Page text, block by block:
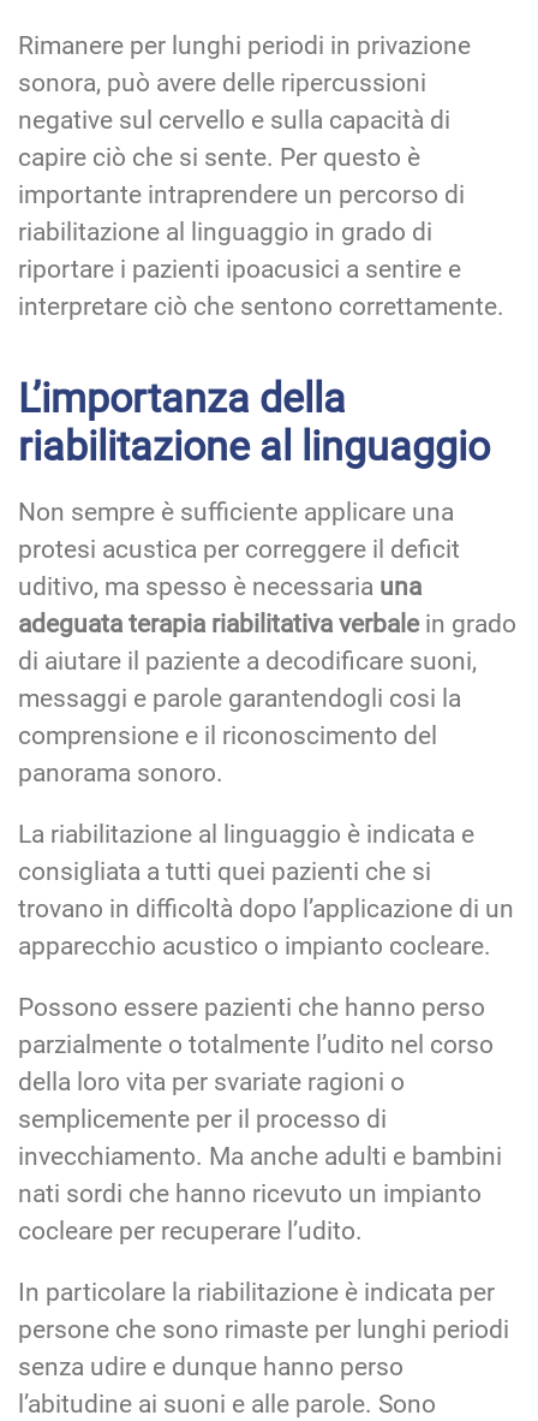
Rimanere per lunghi periodi in privazione
sonora, può avere delle ripercussioni
negative sul cervello e sulla capacità di
capire ciò che si sente. Per questo è
importante intraprendere un percorso di
riabilitazione al linguaggio in grado di
riportare i pazienti ipoacusici a sentire e
interpretare ciò che sentono correttamente.
L’importanza della
riabilitazione al linguaggio
Non sempre è sufficiente applicare una
protesi acustica per correggere il deficit
uditivo, ma spesso è necessaria una
adeguata terapia riabilitativa verbalein grado
di aiutare il paziente a decodificare suoni,
messaggi e parole garantendogli cosi la
comprensione e il riconoscimento del
panorama sonoro.
La riabilitazione al linguaggio è indicata e
consigliata a tutti quei pazienti che si
trovano in difficoltà dopo l’applicazione di un
apparecchio acustico o impianto cocleare.
Possono essere pazienti che hanno perso
parzialmente o totalmente l’udito nel corso
della loro vita per svariate ragioni o
semplicemente per il processo di
invecchiamento. Ma anche adulti e bambini
nati sordi che hanno ricevuto un impianto
cocleare per recuperare l’udito.
In particolare la riabilitazione è indicata per
persone che sono rimaste per lunghi periodi
senza udire e dunque hanno perso
l’abitudine ai suoni e alle parole. Sono